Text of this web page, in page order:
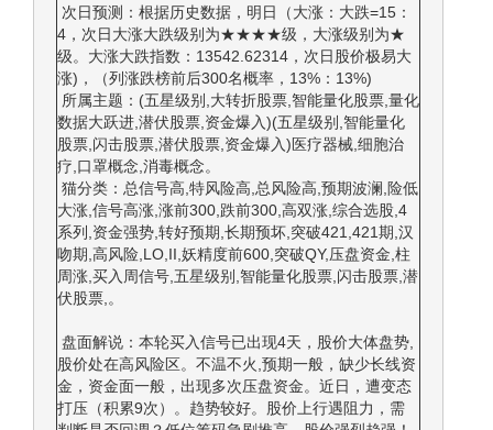
次日预测：根据历史数据，明日（大涨：大跌=15：
4，次日大涨大跌级别为★★★★级，大涨级别为★
级。大涨大跌指数：13542.62314，次日股价极易大
涨)，（列涨跌榜前后300名概率，13%：13%)
所属主题：(五星级别,大转折股票,智能量化股票,量化
数据大跃进,潜伏股票,资金爆入)(五星级别,智能量化
股票,闪击股票,潜伏股票,资金爆入)医疗器械,细胞治
疗,口罩概念,消毒概念。
猫分类：总信号高,特风险高,总风险高,预期波澜,险低
大涨,信号高涨,涨前300,跌前300,高双涨,综合选股,4
系列,资金强势,转好预期,长期预坏,突破421,421期,汉
吻期,高风险,LO,II,妖精度前600,突破QY,压盘资金,柱
周涨,买入周信号,五星级别,智能量化股票,闪击股票,潜
伏股票,。
盘面解说：本轮买入信号已出现4天，股价大体盘势,
股价处在高风险区。不温不火,预期一般，缺少长线资
金，资金面一般，出现多次压盘资金。近日，遭变态
打压（积累9次）。趋势较好。股价上行遇阻力，需